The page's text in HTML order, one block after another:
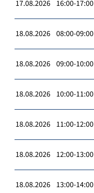
17.08.2026 16:00-17:00
18.08.2026 08:00-09:00
18.08.2026 09:00-10:00
18.08.2026 10:00-11:00
18.08.2026 11:00-12:00
18.08.2026 12:00-13:00
18.08.2026 13:00-14:00